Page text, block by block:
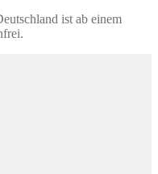
ist ab einem